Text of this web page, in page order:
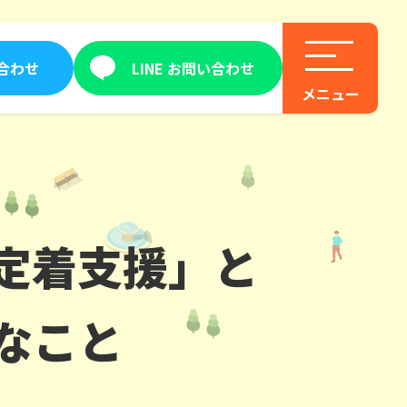
わせ LINE お問い合わせ
着支援」と
こと